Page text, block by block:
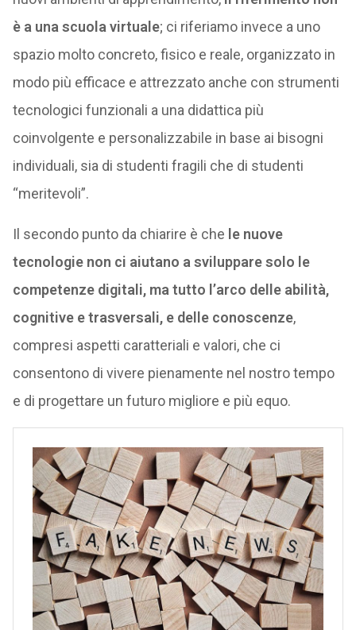
è a una scuola virtuale; ci riferiamo invece a uno
spazio molto concreto, fisico e reale, organizzato in
modo più efficace e attrezzato anche con strumenti
tecnologici funzionali a una didattica più
coinvolgente e personalizzabile in base ai bisogni
individuali, sia di studenti fragili che di studenti
“meritevoli”.
Il secondo punto da chiarire è che le nuove
tecnologie non ci aiutano a sviluppare solo le
competenze digitali, ma tutto l’arco delle abilità,
cognitive e trasversali, e delle conoscenze,
compresi aspetti caratteriali e valori, che ci
consentono di vivere pienamente nel nostro tempo
e di progettare un futuro migliore e più equo.